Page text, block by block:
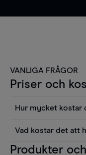
VANLIGA FRÅGOR
Priser och
Hur mycket
använda sådana
Vad kostar det att
Det är en rad
Produkter